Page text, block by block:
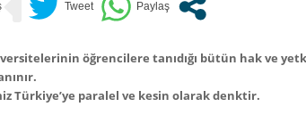
öğrencilere tanıdığı bütün hak ve
Türkiye’ye paralel ve kesin olarak denktir.